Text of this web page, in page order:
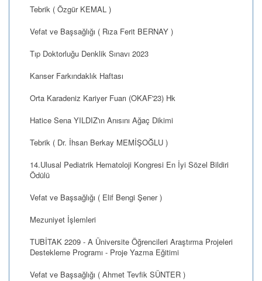
Tebrik ( Özgür KEMAL )
Vefat ve Başsağlığı ( Rıza Ferit BERNAY )
Tıp Doktorluğu Denklik Sınavı 2023
Kanser Farkındaklık Haftası
Orta Karadeniz Kariyer Fuarı (OKAF'23) Hk
Hatice Sena YILDIZ'ın Anısını Ağaç Dikimi
Tebrik ( Dr. İhsan Berkay MEMİŞOĞLU )
14.Ulusal Pediatrik Hematoloji Kongresi En İyi Sözel Bildiri
Ödülü
Vefat ve Başsağlığı ( Elif Bengi Şener )
Mezuniyet İşlemleri
TUBİTAK 2209 - A Üniversite Öğrencileri Araştırma Projeleri
Destekleme Programı - Proje Yazma Eğitimi
Vefat ve Başsağlığı ( Ahmet Tevfik SÜNTER )